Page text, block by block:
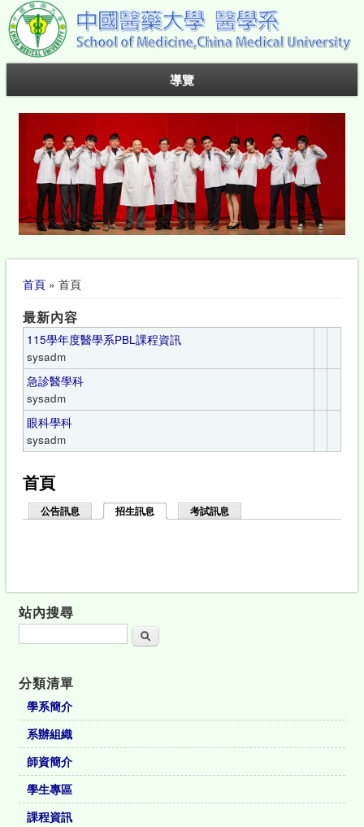
導覽
您在這裡
首頁» 首頁
最新內容
115學年度醫學系PBL課程資訊
sysadm
急診醫學科
sysadm
眼科學科
sysadm
首頁
公告訊息 招生訊息 (作用中頁籤)考試訊息
站內搜尋
搜尋
分類清單
學系簡介
系辦組織
師資簡介
學生專區
課程資訊